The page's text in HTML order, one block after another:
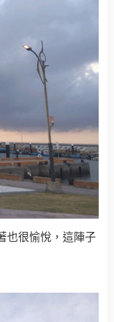
也很愉悅，這陣子